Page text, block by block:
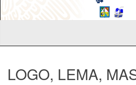
LOGO, LEMA,